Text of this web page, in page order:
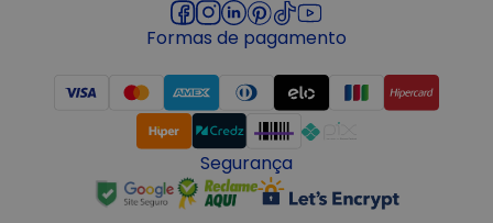
Formas de pagamento
Segurança